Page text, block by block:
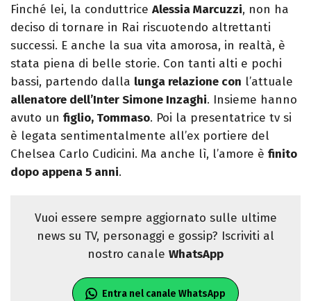
Finché lei, la conduttrice Alessia Marcuzzi, non ha
deciso di tornare in Rai riscuotendo altrettanti
successi. E anche la sua vita amorosa, in realtà, è
stata piena di belle storie. Con tanti alti e pochi
bassi, partendo dalla lunga relazione con l’attuale
allenatore dell’Inter Simone Inzaghi. Insieme hanno
avuto un figlio, Tommaso. Poi la presentatrice tv si
è legata sentimentalmente all’ex portiere del
Chelsea Carlo Cudicini. Ma anche lì, l’amore è finito
dopo appena 5 anni.
Vuoi essere sempre aggiornato sulle ultime
news su TV, personaggi e gossip? Iscriviti al
nostro canale WhatsApp
Entra nel canale WhatsApp